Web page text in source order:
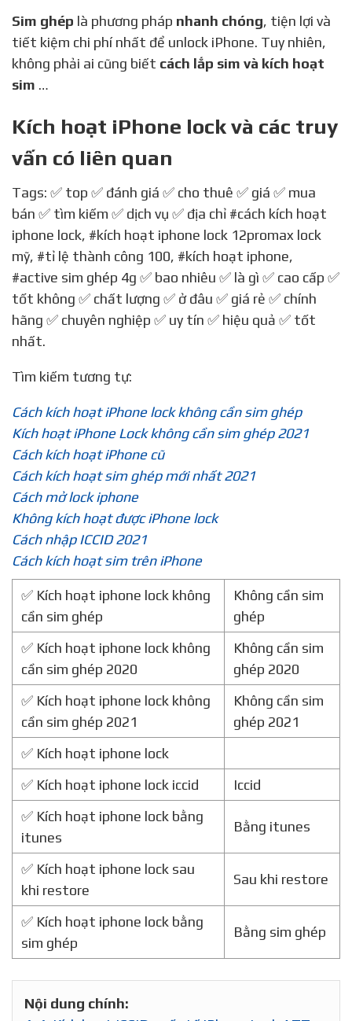
Sim ghép là phương pháp nhanh chóng, tiện lợi và
tiết kiệm chi phí nhất để unlock iPhone. Tuy nhiên,
không phải ai cũng biết cách lắp sim và kích hoạt
sim …
Kích hoạt iPhone lock và các truy
vấn có liên quan
Tags: ✅ top ✅ đánh giá ✅ cho thuê ✅ giá ✅ mua
bán ✅ tìm kiếm ✅ dịch vụ ✅ địa chỉ #cách kích hoạt
iphone lock, #kích hoạt iphone lock 12promax lock
mỹ, #tỉ lệ thành công 100, #kích hoạt iphone,
#active sim ghép 4g ✅ bao nhiêu ✅ là gì ✅ cao cấp ✅
tốt không ✅ chất lượng ✅ ở đâu ✅ giá rẻ ✅ chính
hãng ✅ chuyên nghiệp ✅ uy tín ✅ hiệu quả ✅ tốt
nhất.
Tìm kiếm tương tự:
Cách kích hoạt iPhone lock không cần sim ghép
Kích hoạt iPhone Lock không cần sim ghép 2021
Cách kích hoạt iPhone cũ
Cách kích hoạt sim ghép mới nhất 2021
Cách mở lock iphone
Không kích hoạt được iPhone lock
Cách nhập ICCID 2021
Cách kích hoạt sim trên iPhone
✅ Kích hoạt iphone lock không
cần sim ghép
Không cần sim
ghép
✅ Kích hoạt iphone lock không
cần sim ghép 2020
Không cần sim
ghép 2020
✅ Kích hoạt iphone lock không
cần sim ghép 2021
Không cần sim
ghép 2021
✅ Kích hoạt iphone lock
✅ Kích hoạt iphone lock iccid
Iccid
✅ Kích hoạt iphone lock bằng
itunes
Bằng itunes
✅ Kích hoạt iphone lock sau
khi restore
Sau khi restore
✅ Kích hoạt iphone lock bằng
sim ghép
Bằng sim ghép
Nội dung chính: